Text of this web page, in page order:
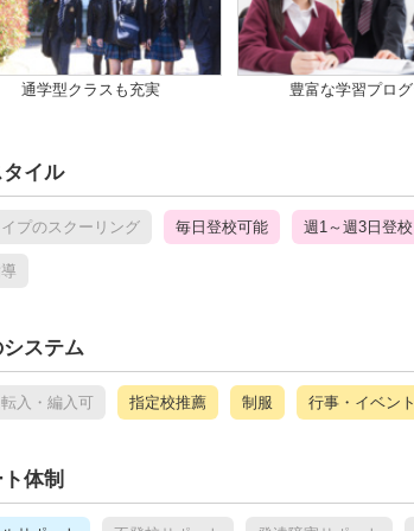
通学型クラスも充実 豊富な学習プロ
イル
プのスクーリング 毎日登校可能 週1～週3日登校
ステム
入・編入可 指定校推薦 制服 行事・イベント
体制